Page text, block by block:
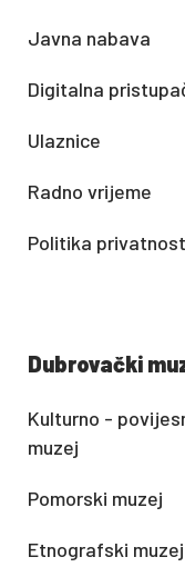
Javna nabava
Digitalna
Ulaznice
Radno vrijeme
Politika
Dubrovački
Kulturno -
muzej
Pomorski muzej
Etnografski muzej